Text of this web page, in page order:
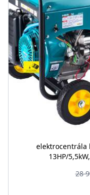
elektrocentrála
13HP/
28